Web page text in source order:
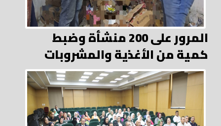
المرور على 200 منشأة وضبط
كمية من الأغذية والمشروبات